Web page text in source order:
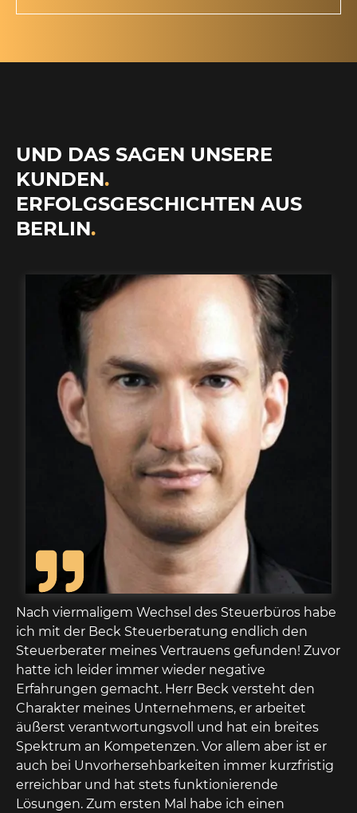
UND DAS SAGEN UNSERE
KUNDEN.
ERFOLGSGESCHICHTEN AUS
BERLIN.
Nach viermaligem Wechsel des Steuerbüros habe
ich mit der Beck Steuerberatung endlich den
Steuerberater meines Vertrauens gefunden! Zuvor
hatte ich leider immer wieder negative
Erfahrungen gemacht. Herr Beck versteht den
Charakter meines Unternehmens, er arbeitet
äußerst verantwortungsvoll und hat ein breites
Spektrum an Kompetenzen. Vor allem aber ist er
auch bei Unvorhersehbarkeiten immer kurzfristig
erreichbar und hat stets funktionierende
Lösungen. Zum ersten Mal habe ich einen